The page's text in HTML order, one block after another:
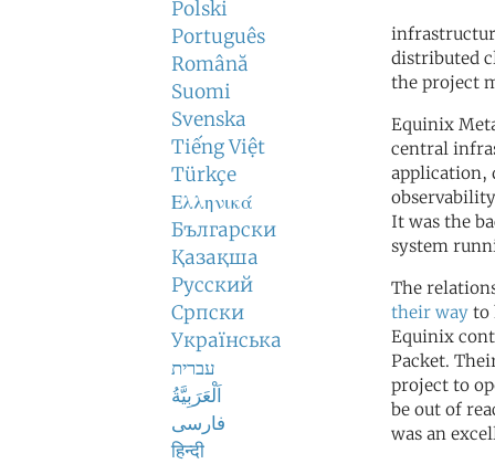
Polski
Português
Română
Suomi
Svenska
Tiếng Việt
Türkçe
Ελληνικά
Български
Қазақша
Русский
Српски
Українська
עברית
اَلْعَرَبِيَّةُ
فارسی
हिन्दी
distributed
the project
Equinix
central
application,
It was the
system
The
their way to
Equinix
Packet.
project to
be out of
was an